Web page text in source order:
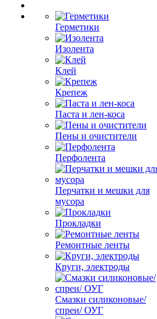
Герметики
Изолента
Клей
Крепеж
Паста и лен-коса
Пены и очистители
Перфолента
Перчатки и мешки для
мусора
Прокладки
Ремонтные ленты
Круги, электроды
Смазки силиконовые/
спреи/ ОУГ